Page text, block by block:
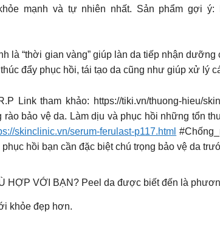
mạnh và tự nhiên nhất. Sản phẩm gợi ý:
là “thời gian vàng” giúp làn da tiếp nhận
đẩy phục hồi, tái tạo da cũng như giúp xử lý
Link tham khảo: https://tiki.vn/thuong-hieu/
rào bảo vệ da. Làm dịu và phục hồi những tổn
skinclinic.vn/serum-ferulast-p117.html
hồi bạn cần đặc biệt chú trọng bảo vệ da
HỢP VỚI BẠN? Peel da được biết đến là
khỏe đẹp hơn.